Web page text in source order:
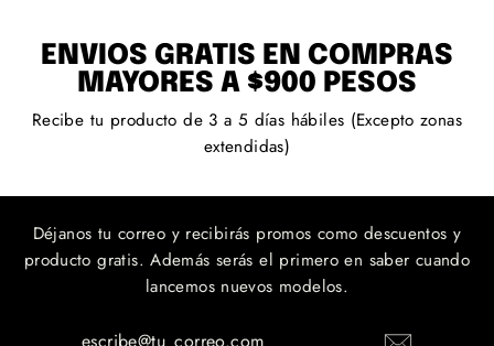
ENVÍOS GRATIS EN COMPRAS
MAYORES A $900 PESOS
Recibe tu producto de 3 a 5 días hábiles (Excepto zonas
extendidas)
Déjanos tu correo y recibirás promos como descuentos y
producto gratis. Además serás el primero en saber cuando
lancemos nuevos modelos.